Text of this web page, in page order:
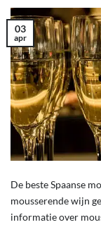
03
apr
De beste Spaanse
mousserende wijn
informatie over